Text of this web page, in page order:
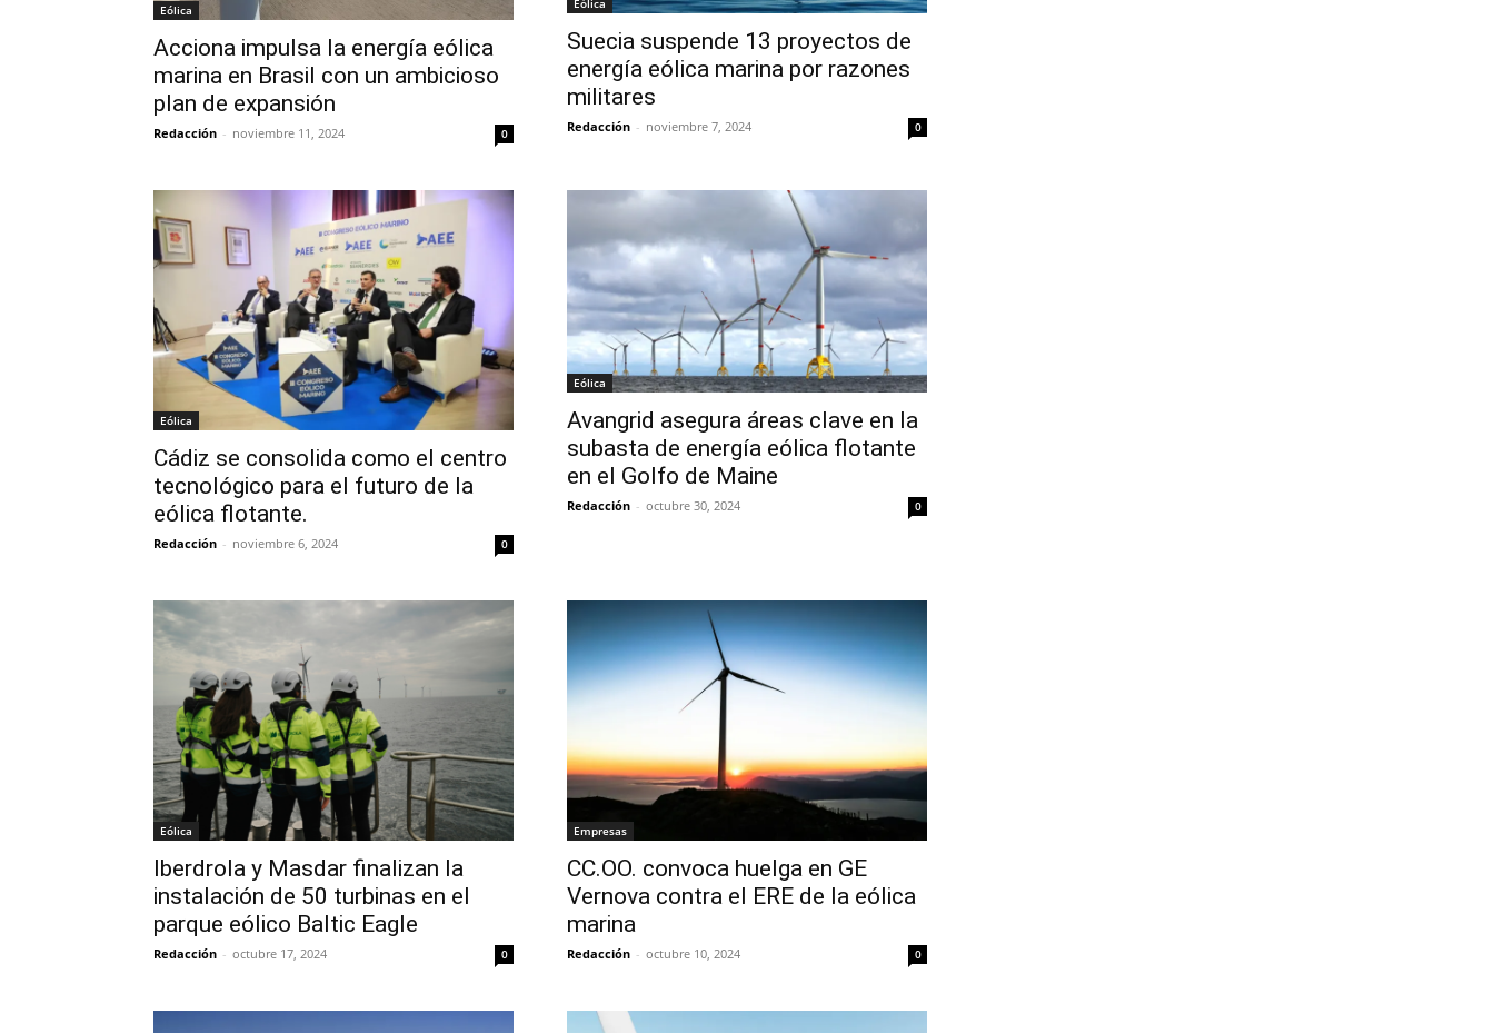
Eólica
Acciona impulsa la energía eólica
marina en Brasil con un ambicioso
plan de expansión
Redacción - noviembre 11, 2024 0
Eólica
Suecia suspende 13 proyectos de
energía eólica marina por razones
militares
Redacción - noviembre 7, 2024 0
Eólica
Cádiz se consolida como el centro
tecnológico para el futuro de la
eólica flotante.
Redacción - noviembre 6, 2024 0
Eólica
Avangrid asegura áreas clave en la
subasta de energía eólica flotante
en el Golfo de Maine
Redacción - octubre 30, 2024 0
Eólica
Iberdrola y Masdar finalizan la
instalación de 50 turbinas en el
parque eólico Baltic Eagle
Redacción - octubre 17, 2024 0
Empresas
CC.OO. convoca huelga en GE
Vernova contra el ERE de la eólica
marina
Redacción - octubre 10, 2024 0